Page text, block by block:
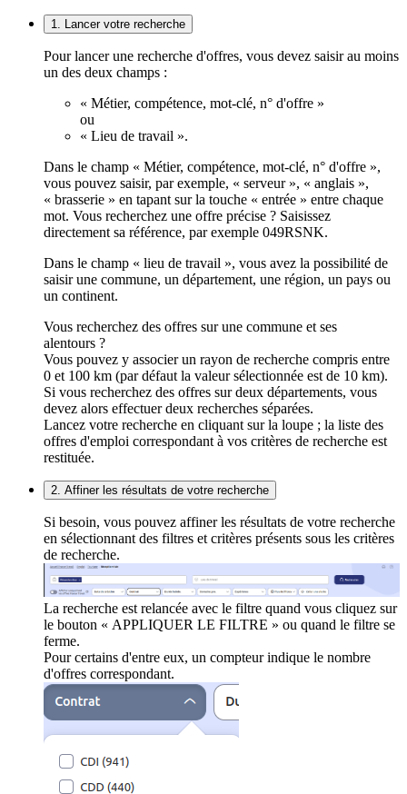
1. Lancer votre recherche
Pour lancer une recherche d'offres, vous devez saisir au moins
un des deux champs :
« Métier, compétence, mot-clé, n° d'offre »
ou
« Lieu de travail ».
Dans le champ « Métier, compétence, mot-clé, n° d'offre »,
vous pouvez saisir, par exemple, « serveur », « anglais »,
« brasserie » en tapant sur la touche « entrée » entre chaque
mot. Vous recherchez une offre précise ? Saisissez
directement sa référence, par exemple 049RSNK.
Dans le champ « lieu de travail », vous avez la possibilité de
saisir une commune, un département, une région, un pays ou
un continent.
Vous recherchez des offres sur une commune et ses
alentours ?
Vous pouvez y associer un rayon de recherche compris entre
0 et 100 km (par défaut la valeur sélectionnée est de 10 km).
Si vous recherchez des offres sur deux départements, vous
devez alors effectuer deux recherches séparées.
Lancez votre recherche en cliquant sur la loupe ; la liste des
offres d'emploi correspondant à vos critères de recherche est
restituée.
2. Affiner les résultats de votre recherche
Si besoin, vous pouvez affiner les résultats de votre recherche
en sélectionnant des filtres et critères présents sous les critères
de recherche.
La recherche est relancée avec le filtre quand vous cliquez sur
le bouton « APPLIQUER LE FILTRE » ou quand le filtre se
ferme.
Pour certains d'entre eux, un compteur indique le nombre
d'offres correspondant.